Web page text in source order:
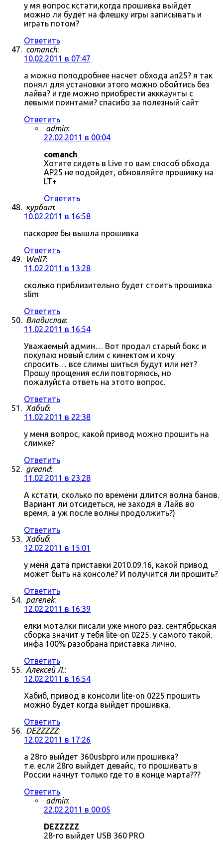
у мя вопрос кстати,когда прошивка выйдет
можно ли будет на флешку игры записывать и
играть потом?
Ответить
comanch:
10.02.2011 в 07:47
а можно поподробнее насчет обхода ап25? я так
понял для установки этого можно обойтись без
лайва? и где можно приобрести акккаунты с
левыми поинтами? спасибо за полезный сайт
Ответить
admin:
22.02.2011 в 00:04
comanch
Хотите сидеть в Live то вам способ обхода
AP25 не подойдет, обновляйте прошивку на
LT+
Ответить
курбат:
10.02.2011 в 16:58
паскорее бы вышла прошивка
Ответить
Well7:
11.02.2011 в 13:28
сколько приблизительно будет стоить прошивка
slim
Ответить
Владислав:
11.02.2011 в 16:54
Уважаемый админ… Вот продал старый бокс и
покупаю новый слим с кинектом и хочу
спросить… все слимы шиться будут или нет?
Прошу прощения если повторяюсь, но
пожалуйста ответь на этото вопрос.
Ответить
Хабиб:
11.02.2011 в 22:38
у меня вопрос, какой привод можно прошить на
слимке?
Ответить
greand:
11.02.2011 в 23:28
А кстати, сколько по времени длится волна банов.
Вариант ли отсидеться, не заходя в Лайв во
время, а уж после волны продолжить?)
Ответить
Хабиб:
12.02.2011 в 15:01
у меня дата приставки 2010.09.16, какой привод
может быть на консоле? И получится ли прошить?
Ответить
parenek:
12.02.2011 в 16:39
елки моталки писали уже много раз. сентябрьская
сборка значит у тебя lite-on 0225. у самого такой.
инфа 100% разобрана приставка лично.
Ответить
Алексей Л.:
12.02.2011 в 16:54
Хабиб, привод в консоли lite-on 0225 прошить
можно будет когда выйдет прошивка.
Ответить
DEZZZZZ:
12.02.2011 в 17:26
а 28го выйдет 360usbpro или прошивка?
т.е. если 28го выйдет девайс, то прошивать в
России начнут только где то в конце марта???
Ответить
admin:
22.02.2011 в 00:05
DEZZZZZ
28-го выйдет USB 360 PRO